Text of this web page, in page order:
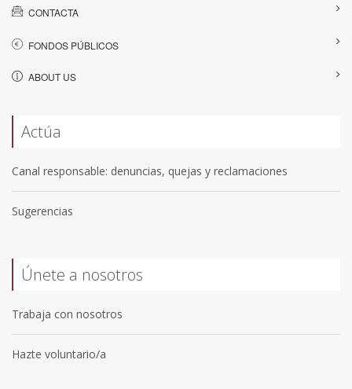
CONTACTA
FONDOS PÚBLICOS
ABOUT US
Actúa
Canal responsable: denuncias, quejas y reclamaciones
Sugerencias
Únete a nosotros
Trabaja con nosotros
Hazte voluntario/a